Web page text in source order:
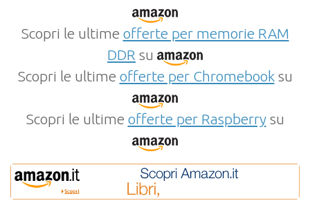
Scopri le ultime offerte per memorie RAM
DDR su
Scopri le ultime offerte per Chromebooksu
Scopri le ultime offerte per Raspberrysu